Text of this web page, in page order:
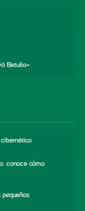
Betulio»
conoce cómo
pequeños